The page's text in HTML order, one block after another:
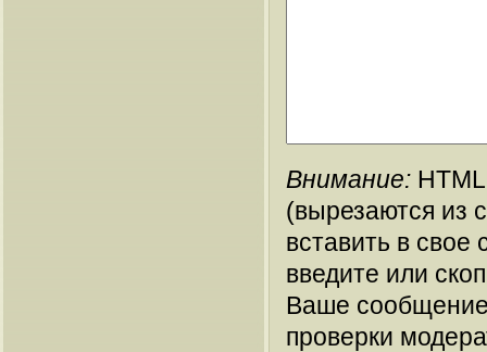
Внимание:
(вырезаются из
вставить в
введите или
Ваше
проверки